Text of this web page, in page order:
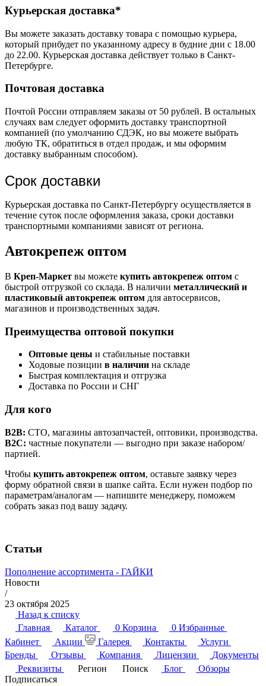
Курьерская доставка*
Вы можете заказать доставку товара с помощью курьера,
который прибудет по указанному адресу в будние дни с 18.00
до 22.00. Курьерская доставка действует только в Санкт-
Петербурге.
Почтовая доставка
Почтой России отправляем заказы от 50 рублей. В остальных
случаях вам следует оформить доставку транспортной
компанией (по умолчанию СДЭК, но вы можете выбрать
любую ТК, обратиться в отдел продаж, и мы оформим
доставку выбранным способом).
Срок доставки
Курьерская доставка по Санкт-Петербургу осуществляется в
течение суток после оформления заказа, сроки доставки
транспортными компаниями зависят от региона.
Автокрепеж оптом
В Креп-Маркет вы можете купить автокрепеж оптом с
быстрой отгрузкой со склада. В наличии металлический и
пластиковый автокрепеж оптом для автосервисов,
магазинов и производственных задач.
Преимущества оптовой покупки
Оптовые цены и стабильные поставки
Ходовые позиции в наличии на складе
Быстрая комплектация и отгрузка
Доставка по России и СНГ
Для кого
B2B: СТО, магазины автозапчастей, оптовики, производства.
B2C: частные покупатели — выгодно при заказе набором/
партией.
Чтобы купить автокрепеж оптом, оставьте заявку через
форму обратной связи в шапке сайта. Если нужен подбор по
параметрам/аналогам — напишите менеджеру, поможем
собрать заказ под вашу задачу.
Статьи
Пополнение ассортимента - ГАЙКИ
Новости
/
23 октября 2025
Назад к списку
Главная
Каталог 0 Корзина 0 Избранные
Кабинет
Акции Галерея Контакты
Услуги
Бренды
Отзывы Компания Лицензии
Документы
Реквизиты
Регион Поиск Блог
Обзоры
Подписаться